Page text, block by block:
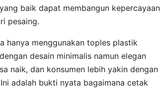
baik dapat membangun
pesaing.
hanya menggunakan toples plastik
desain minimalis namun elegan
naik, dan konsumen lebih yakin dengan
adalah bukti nyata bagaimana cetak